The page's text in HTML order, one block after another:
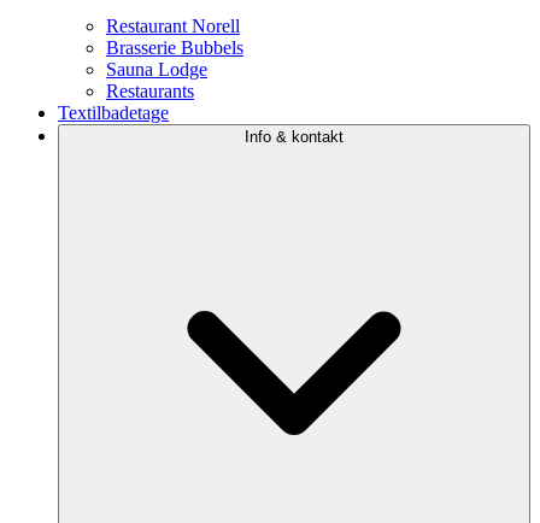
Restaurant Norell
Brasserie Bubbels
Sauna Lodge
Restaurants
Textilbadetage
Info & kontakt